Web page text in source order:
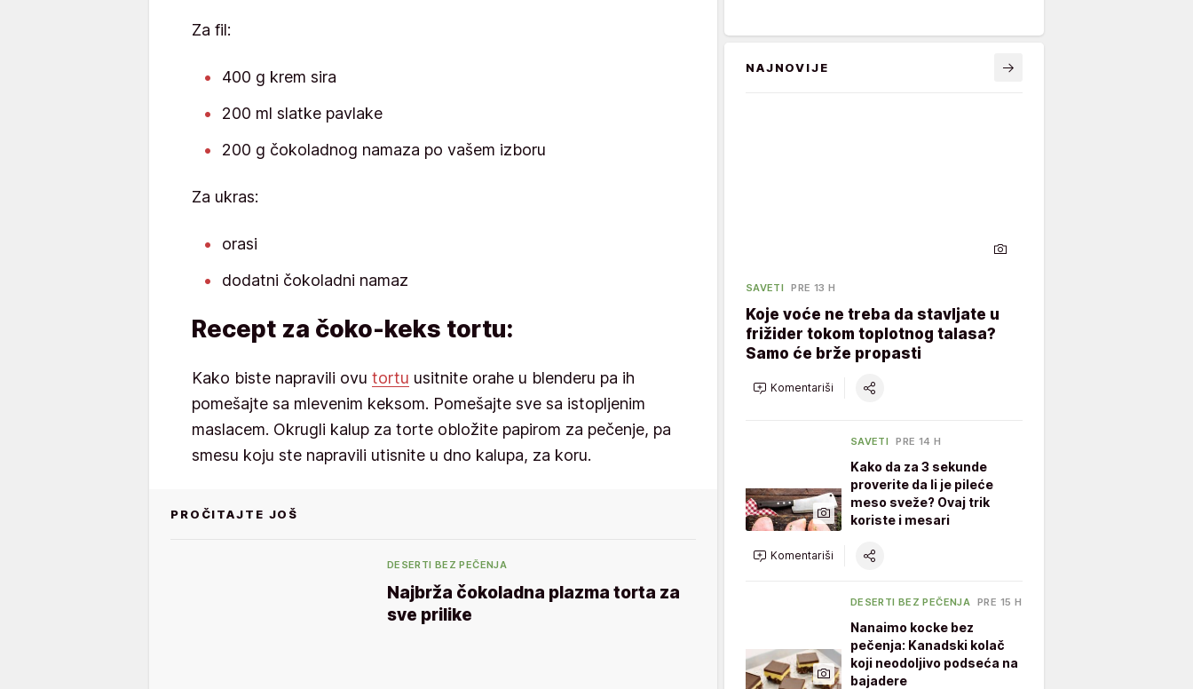
Za fil:
400 g krem sira
200 ml slatke pavlake
200 g čokoladnog namaza po vašem izboru
Za ukras:
orasi
dodatni čokoladni namaz
Recept za čoko-keks tortu:
Kako biste napravili ovu tortu usitnite orahe u blenderu pa ih
pomešajte sa mlevenim keksom. Pomešajte sve sa istopljenim
maslacem. Okrugli kalup za torte obložite papirom za pečenje, pa
smesu koju ste napravili utisnite u dno kalupa, za koru.
PROČITAJTE JOŠ
DESERTI BEZ PEČENJA
Najbrža čokoladna plazma torta za
sve prilike
NAJNOVIJE
SAVETI PRE 13 H
Koje voće ne treba da stavljate u
frižider tokom toplotnog talasa?
Samo će brže propasti
Komentariši
SAVETI PRE 14 H
Kako da za 3 sekunde
proverite da li je pileće
meso sveže? Ovaj trik
koriste i mesari
Komentariši
DESERTI BEZ PEČENJA PRE 15 H
Nanaimo kocke bez
pečenja: Kanadski kolač
koji neodoljivo podseća na
bajadere